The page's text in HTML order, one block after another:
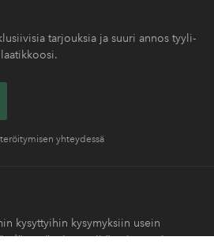
tarjouksia ja suuri annos tyyli-
yhteydessä
kysyttyihin kysymyksiin usein
myös tietoa siitä, miten voit ottaa